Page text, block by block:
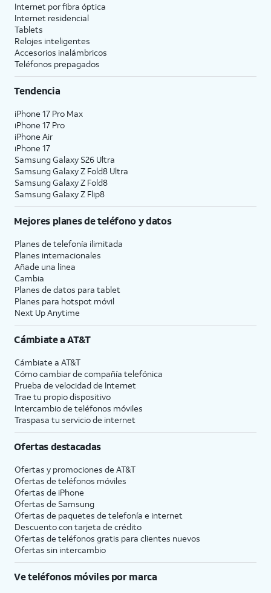
Internet por fibra óptica
Internet residencial
Tablets
Relojes inteligentes
Accesorios inalámbricos
Teléfonos prepagados
Tendencia
iPhone 17 Pro Max
iPhone 17 Pro
iPhone Air
iPhone 17
Samsung Galaxy S26 Ultra
Samsung Galaxy Z Fold8 Ultra
Samsung Galaxy Z Fold8
Samsung Galaxy Z Flip8
Mejores planes de teléfono y datos
Planes de telefonía ilimitada
Planes internacionales
Añade una línea
Cambia
Planes de datos para tablet
Planes para hotspot móvil
Next Up Anytime
Cámbiate aAT&T
Cámbiate a AT&T
Cómo cambiar de compañía telefónica
Prueba de velocidad de Internet
Trae tu propio dispositivo
Intercambio de teléfonos móviles
Traspasa tu servicio de internet
Ofertas destacadas
Ofertas y promociones de AT&T
Ofertas de teléfonos móviles
Ofertas de iPhone
Ofertas de Samsung
Ofertas de paquetes de telefonía e internet
Descuento con tarjeta de crédito
Ofertas de teléfonos gratis para clientes nuevos
Ofertas sin intercambio
Ve teléfonos móviles por marca